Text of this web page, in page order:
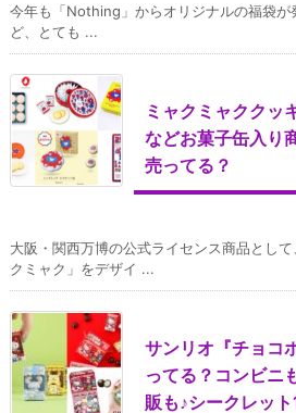
今年も「Nothing」からオリジナルの福袋が
ど、とても ...
ミャクミャククッ
などお菓子缶入り
売ってる？
大阪・関西万博の公式ライセンス商品とし
クミャク」をデザイ ...
サンリオ『チョコ
ってる？コンビニ
販も♪シークレット